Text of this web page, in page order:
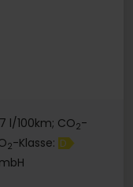
l/100km; CO2-
2-Klasse: D